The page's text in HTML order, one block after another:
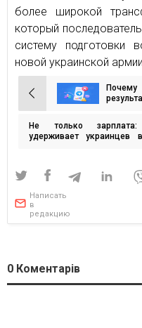
более широкой
который
систему подготовки
новой украинской армии.
Навигация
по
записям
Не только
удерживает украинцев
Написать
в
редакцию
0 Коментарів